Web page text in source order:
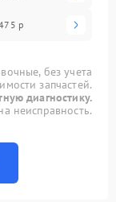
р
без учета
запчастей.
диагностику.
неисправность.